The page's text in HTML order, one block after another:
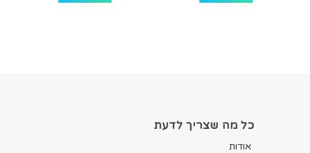
כל מה שצריך לדעת
אודות